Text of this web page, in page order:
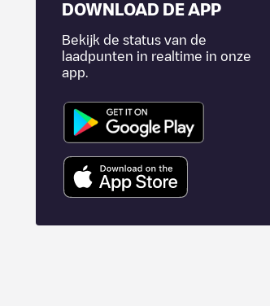
DOWNLOAD DE APP
Bekijk de status van de
laadpunten in realtime in onze
app.